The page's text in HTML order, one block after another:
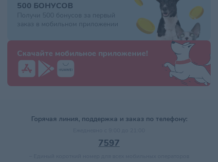
500 БОНУСОВ
Получи 500 бонусов за первый
заказ в мобильном приложении
Скачайте мобильное приложение!
Горячая линия, поддержка и заказ по телефону:
7597